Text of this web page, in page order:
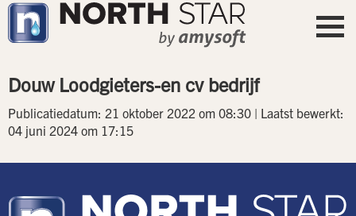
Douw Loodgieters-en cv bedrijf
Publicatiedatum: 21 oktober 2022 om 08:30 | Laatst bewerkt:
04 juni 2024 om 17:15